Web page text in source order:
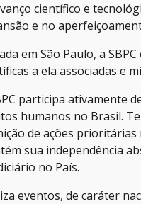
científico e
e no
em São Paulo, a
a ela associadas e
participa ativamente
humanos no Brasil.
de ações prioritárias
sua independência
no País.
eventos, de caráter